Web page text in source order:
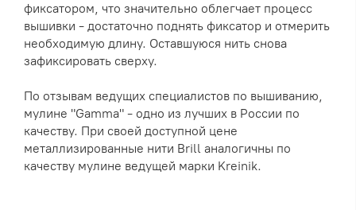
фиксатором, что значительно облегчает процесс
вышивки - достаточно поднять фиксатор и отмерить
необходимую длину. Оставшуюся нить снова
зафиксировать сверху.
По отзывам ведущих специалистов по вышиванию,
мулине "Gamma" - одно из лучших в России по
качеству. При своей доступной цене
металлизированные нити Brill аналогичны по
качеству мулине ведущей марки Kreinik.